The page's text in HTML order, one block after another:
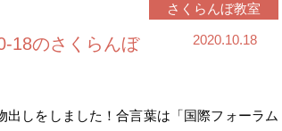
さくらんぼ教室
2020.10.18
18のさくらんぼ
しをしました！合言葉は「国際フォーラム